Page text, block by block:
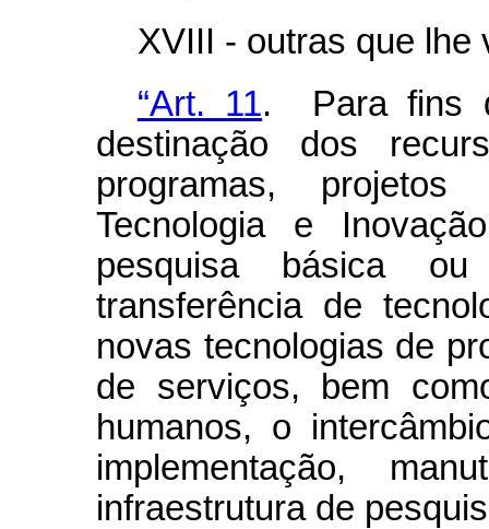
XVIII - outras que lhe
“Art. 11. Para fins
destinação dos
programas,
Tecnologia e
pesquisa básica
transferência de
novas tecnologias de
de serviços, bem
humanos, o
implementação,
infraestrutura de